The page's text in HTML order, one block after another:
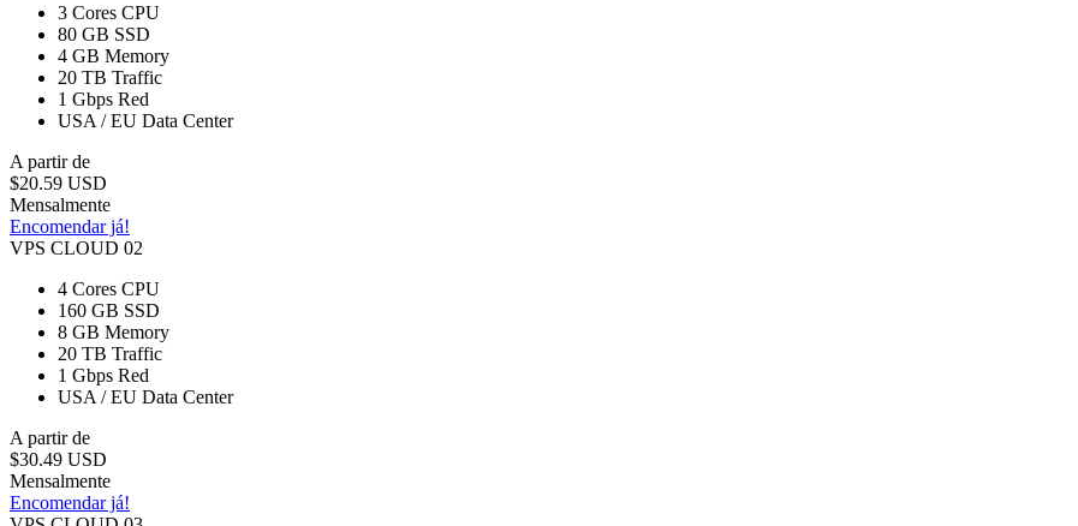
3 Cores CPU
80 GB SSD
4 GB Memory
20 TB Traffic
1 Gbps Red
USA / EU Data Center
A partir de
$20.59 USD
Mensalmente
Encomendar já!
VPS CLOUD 02
4 Cores CPU
160 GB SSD
8 GB Memory
20 TB Traffic
1 Gbps Red
USA / EU Data Center
A partir de
$30.49 USD
Mensalmente
Encomendar já!